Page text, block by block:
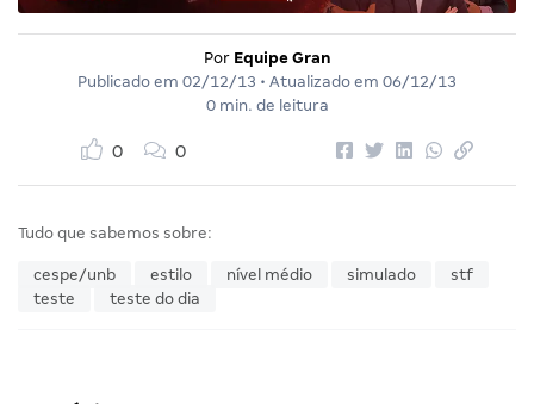
Por Equipe Gran
Publicado em 02/12/13 • Atualizado em 06/12/13
0 min. de leitura
0 0
Tudo que sabemos sobre:
cespe/unb estilo nível médio simulado
stf
teste
teste do dia